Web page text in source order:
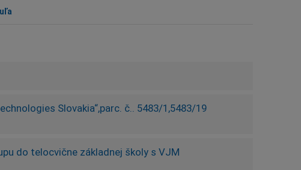
Slovakia“,parc. č.. 5483/1,5483/19
do telocvične základnej školy s VJM